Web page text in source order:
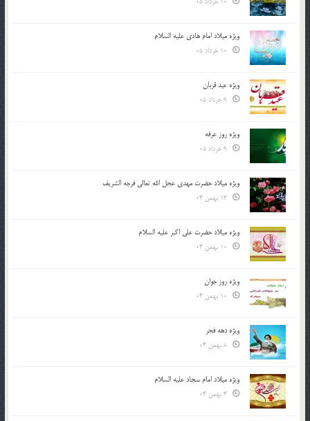
ویژه میلاد امام هادی علیه السلام
ویژه عید قربان
ویژه روز عرفه
ویژه میلاد حضرت مهدی عجل الله تعالی فرجه الشريف
ویژه میلاد حضرت علی اکبر علیه السلام
ویژه روز جوان
ویژه دهه فجر
ویژه میلاد امام سجاد علیه السلام